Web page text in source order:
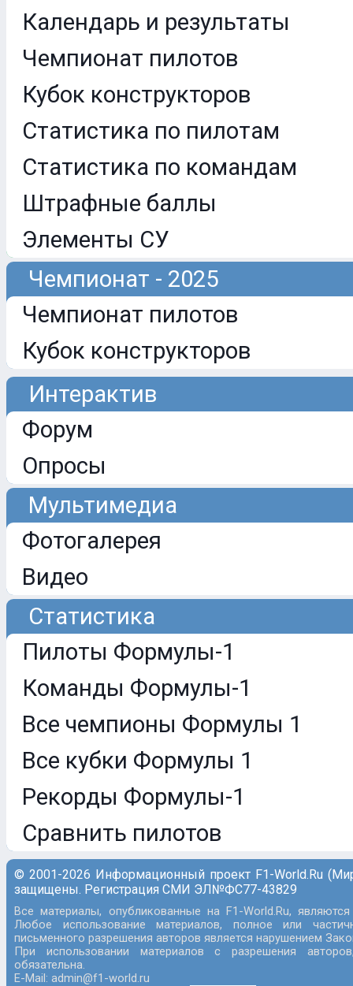
Календарь и результаты
Чемпионат пилотов
Кубок конструкторов
Статистика по пилотам
Статистика по командам
Штрафные баллы
Элементы СУ
Чемпионат - 2025
Чемпионат пилотов
Кубок конструкторов
Интерактив
Форум
Опросы
Мультимедиа
Фотогалерея
Видео
Статистика
Пилоты Формулы-1
Команды Формулы-1
Все чемпионы Формулы 1
Все кубки Формулы 1
Рекорды Формулы-1
Сравнить пилотов
© 2001-2026 Информационный проект F1-World.Ru
защищены. Регистрация СМИ ЭЛ№ФС77-43829
Все материалы, опубликованные на F1-World.Ru,
Любое использование материалов, полное или
письменного разрешения авторов является нарушением
При использовании материалов с разрешения
обязательна.
E-Mail: admin@f1-world.ru